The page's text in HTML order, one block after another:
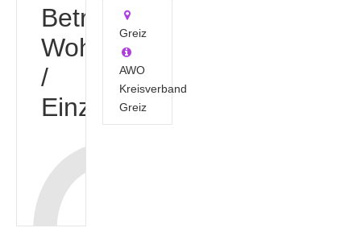
Betreutes
Wohnen
/
Einzelwohnen
Greiz
AWO
Kreisverband
Greiz